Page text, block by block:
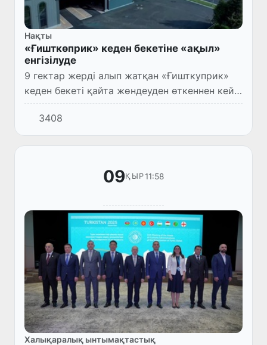
Нақты
«Ғишткөприк» кеден бекетіне «ақыл»
енгізілуде
9 гектар жерді алып жатқан «Ғишткуприк»
кеден бекеті қайта жөндеуден өткеннен кейін
ол жай ғана цифрлық пост емес,
интеллектуалды кеден бекеті ретінде қайта
қызмет көрсетіледі.
3408
09ҚЫР11:58
Халықаралық ынтымақтастық